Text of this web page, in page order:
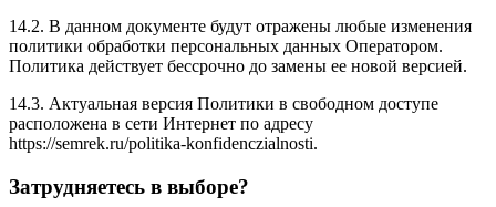
14.2. В данном документе будут отражены любые изменения
политики обработки персональных данных Оператором.
Политика действует бессрочно до замены ее новой версией.
14.3. Актуальная версия Политики в свободном доступе
расположена в сети Интернет по адресу
https://semrek.ru/politika-konfidenczialnosti.
Затрудняетесь в выборе?